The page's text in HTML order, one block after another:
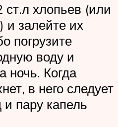
ст.л хлопьев (или
и залейте их
погрузите
воду и
ночь. Когда
в него следует
пару капель